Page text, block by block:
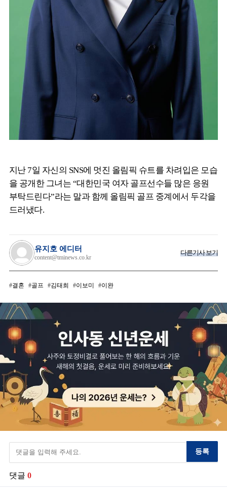
지난 7일 자신의 SNS에 멋진 올림픽 슈트를 차려입은 모습
을 공개한 그녀는 “대한민국 여자 골프선수들 많은 응원
부탁드린다”라는 말과 함께 올림픽 골프 중계에서 두각을
드러냈다.
유지호 에디터
content@tminews.co.kr
다른기사 보기
결혼 골프 김태희 이보미 이완
등록
댓글 0